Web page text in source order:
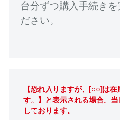
台分ずつ購入手続きを
ださい。
【恐れ入りますが、[○○]は
す。】と表示される場合、
しております。